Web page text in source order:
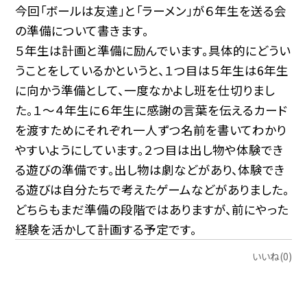
今回「ボールは友達」と「ラーメン」が６年生を送る会
の準備について書きます。
５年生は計画と準備に励んでいます。具体的にどうい
うことをしているかというと、１つ目は５年生は6年生
に向かう準備として、一度なかよし班を仕切りまし
た。１〜４年生に６年生に感謝の言葉を伝えるカード
を渡すためにそれぞれ一人ずつ名前を書いてわかり
やすいようにしています。２つ目は出し物や体験でき
る遊びの準備です。出し物は劇などがあり、体験でき
る遊びは自分たちで考えたゲームなどがありました。
どちらもまだ準備の段階ではありますが、前にやった
経験を活かして計画する予定です。
いいね(0)